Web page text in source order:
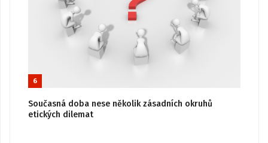
6
Současná doba nese několik zásadních okruhů
etických dilemat